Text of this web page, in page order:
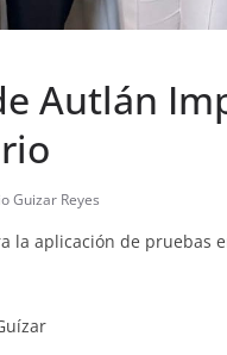
Autlán
Guizar Reyes
la aplicación de pruebas